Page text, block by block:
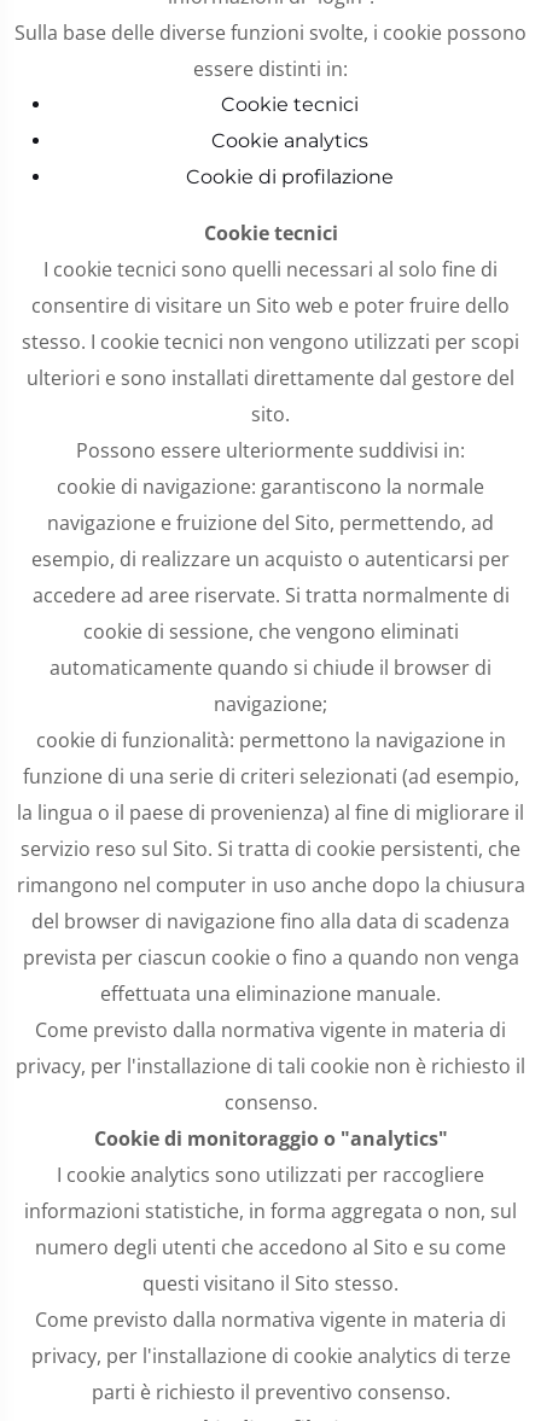
Sulla base delle diverse funzioni svolte, i cookie possono
essere distinti in:
Cookie tecnici
Cookie analytics
Cookie di profilazione
Cookie tecnici
I cookie tecnici sono quelli necessari al solo fine di
consentire di visitare un Sito web e poter fruire dello
stesso. I cookie tecnici non vengono utilizzati per scopi
ulteriori e sono installati direttamente dal gestore del
sito.
Possono essere ulteriormente suddivisi in:
cookie di navigazione: garantiscono la normale
navigazione e fruizione del Sito, permettendo, ad
esempio, di realizzare un acquisto o autenticarsi per
accedere ad aree riservate. Si tratta normalmente di
cookie di sessione, che vengono eliminati
automaticamente quando si chiude il browser di
navigazione;
cookie di funzionalità: permettono la navigazione in
funzione di una serie di criteri selezionati (ad esempio,
la lingua o il paese di provenienza) al fine di migliorare il
servizio reso sul Sito. Si tratta di cookie persistenti, che
rimangono nel computer in uso anche dopo la chiusura
del browser di navigazione fino alla data di scadenza
prevista per ciascun cookie o fino a quando non venga
effettuata una eliminazione manuale.
Come previsto dalla normativa vigente in materia di
privacy, per l'installazione di tali cookie non è richiesto il
consenso.
Cookie di monitoraggio o "analytics"
I cookie analytics sono utilizzati per raccogliere
informazioni statistiche, in forma aggregata o non, sul
numero degli utenti che accedono al Sito e su come
questi visitano il Sito stesso.
Come previsto dalla normativa vigente in materia di
privacy, per l'installazione di cookie analytics di terze
parti è richiesto il preventivo consenso.